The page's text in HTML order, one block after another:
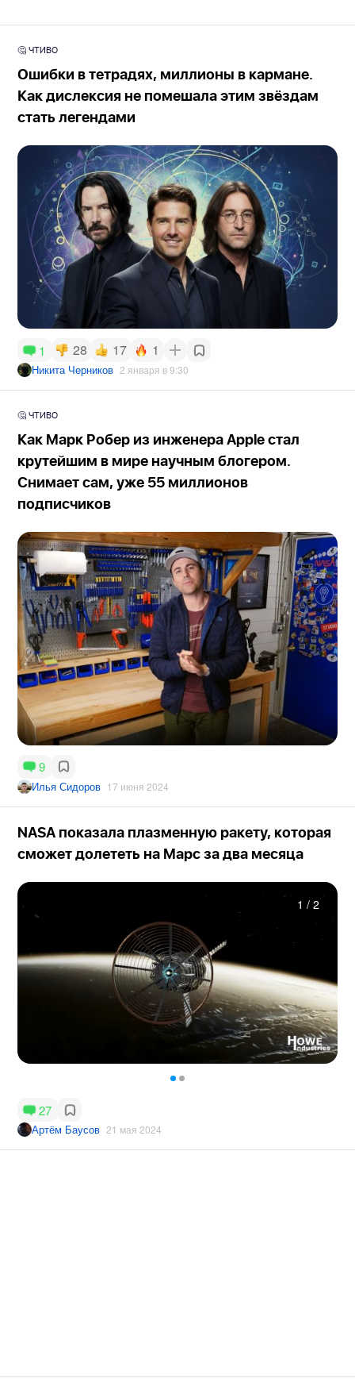
🤔 ЧТИВО
Ошибки в тетрадях, миллионы в кармане.
Как дислексия не помешала этим звёздам
стать легендами
1 28 17 1
Никита Черников 2 января в 9:30
🤔 ЧТИВО
Как Марк Робер из инженера Apple стал
крутейшим в мире научным блогером.
Снимает сам, уже 55 миллионов
подписчиков
9
Илья Сидоров 17 июня 2024
NASA показала плазменную ракету, которая
сможет долететь на Марс за два месяца
1 / 2
27
Артём Баусов 21 мая 2024